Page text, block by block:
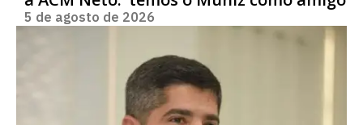
5 de agosto de 2026